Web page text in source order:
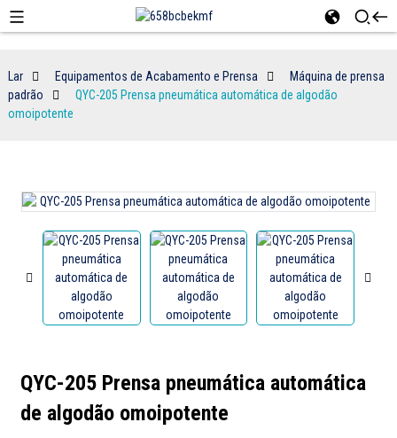
Lar Equipamentos de Acabamento e Prensa
Máquina de prensa
padrão
QYC-205 Prensa pneumática automática de algodão
omoipotente
QYC-205 Prensa pneumática automática
de algodão omoipotente